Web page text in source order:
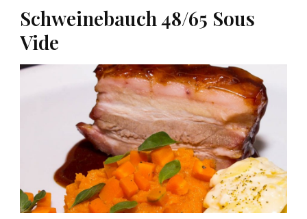
Schweinebauch 48/65 Sous
Vide